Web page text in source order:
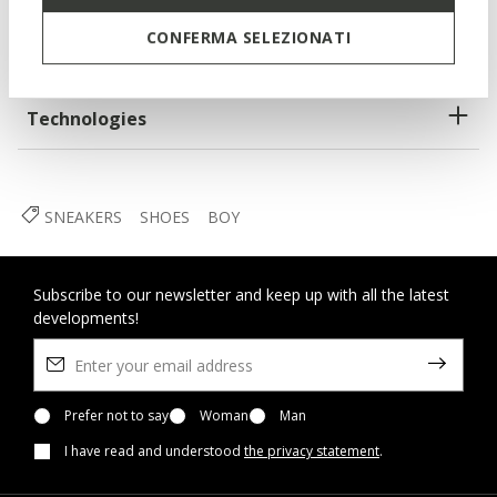
CONFERMA SELEZIONATI
Materials
Technologies
SNEAKERS SHOES BOY
Subscribe to our newsletter and keep up with all the latest
developments!
Prefer not to say Woman
Man
I have read and understood the privacy statement.